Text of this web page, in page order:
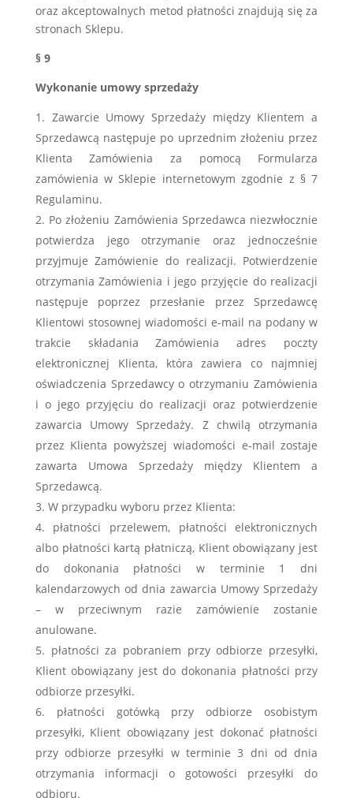
oraz akceptowalnych metod płatności znajdują się za
stronach Sklepu.
§ 9
Wykonanie umowy sprzedaży
Zawarcie Umowy Sprzedaży między Klientem a
Sprzedawcą następuje po uprzednim złożeniu przez
Klienta Zamówienia za pomocą Formularza
zamówienia w Sklepie internetowym zgodnie z § 7
Regulaminu.
Po złożeniu Zamówienia Sprzedawca niezwłocznie
potwierdza jego otrzymanie oraz jednocześnie
przyjmuje Zamówienie do realizacji. Potwierdzenie
otrzymania Zamówienia i jego przyjęcie do realizacji
następuje poprzez przesłanie przez Sprzedawcę
Klientowi stosownej wiadomości e-mail na podany w
trakcie składania Zamówienia adres poczty
elektronicznej Klienta, która zawiera co najmniej
oświadczenia Sprzedawcy o otrzymaniu Zamówienia
i o jego przyjęciu do realizacji oraz potwierdzenie
zawarcia Umowy Sprzedaży. Z chwilą otrzymania
przez Klienta powyższej wiadomości e-mail zostaje
zawarta Umowa Sprzedaży między Klientem a
Sprzedawcą.
W przypadku wyboru przez Klienta:
płatności przelewem, płatności elektronicznych
albo płatności kartą płatniczą, Klient obowiązany jest
do dokonania płatności w terminie 1 dni
kalendarzowych od dnia zawarcia Umowy Sprzedaży
– w przeciwnym razie zamówienie zostanie
anulowane.
płatności za pobraniem przy odbiorze przesyłki,
Klient obowiązany jest do dokonania płatności przy
odbiorze przesyłki.
płatności gotówką przy odbiorze osobistym
przesyłki, Klient obowiązany jest dokonać płatności
przy odbiorze przesyłki w terminie 3 dni od dnia
otrzymania informacji o gotowości przesyłki do
odbioru.